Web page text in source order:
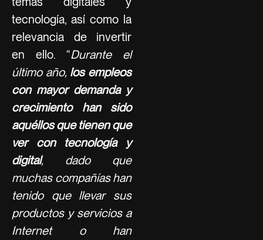
tecnología, así como la
relevancia de invertir
en ello. “Durante el
último año, los empleos
con mayor demanda y
crecimiento han sido
aquéllos que tienen que
ver con tecnología y
digital, dado que
muchas compañías han
tenido que llevar sus
productos y servicios a
Internet o han